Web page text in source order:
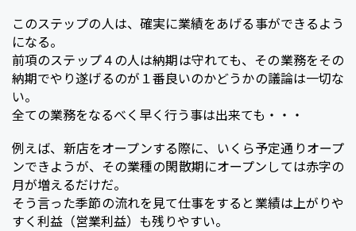
このステップの人は、確実に業績をあげる事ができるよう
になる。
前項のステップ４の人は納期は守れても、その業務をその
納期でやり遂げるのが１番良いのかどうかの議論は一切な
い。
全ての業務をなるべく早く行う事は出来ても・・・
例えば、新店をオープンする際に、いくら予定通りオープ
ンできようが、その業種の閑散期にオープンしては赤字の
月が増えるだけだ。
そう言った季節の流れを見て仕事をすると業績は上がりや
すく利益（営業利益）も残りやすい。